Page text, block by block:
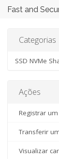
Fast and
Categorias
SSD NVMe
Ações
Registrar
Transferir
Visualizar